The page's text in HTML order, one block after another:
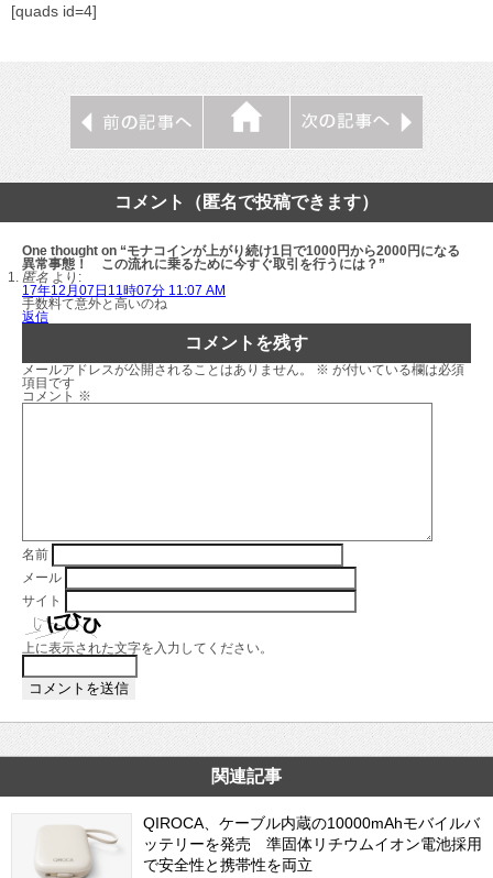
[quads id=4]
コメント（匿名で投稿できます）
One thought on “モナコインが上がり続け1日で1000円から2000円になる
異常事態！ この流れに乗るために今すぐ取引を行うには？”
匿名 より:
17年12月07日11時07分 11:07 AM
手数料て意外と高いのね
返信
コメントを残す
メールアドレスが公開されることはありません。 ※ が付いている欄は必須
項目です
コメント ※
名前
メール
サイト
上に表示された文字を入力してください。
関連記事
QIROCA、ケーブル内蔵の10000mAhモバイルバ
ッテリーを発売 準固体リチウムイオン電池採用
で安全性と携帯性を両立